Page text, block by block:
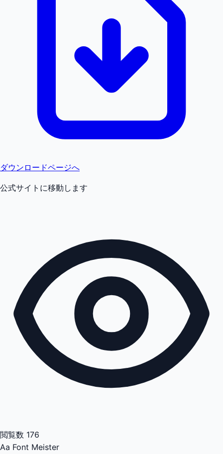
ダウンロードページへ
公式サイトに移動します
閲覧数 176
Aa Font Meister